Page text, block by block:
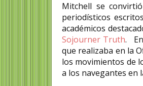
Mitchell se
periodísticos
académicos
Sojourner Truth.
que realizaba en la
los movimientos de
a los navegantes en